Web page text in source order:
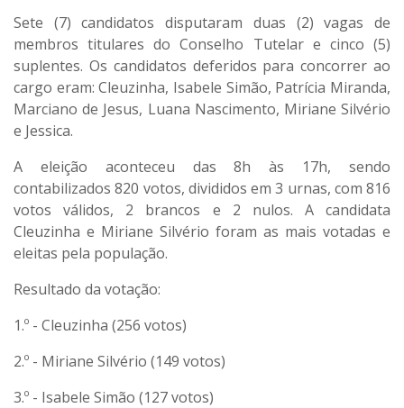
Sete (7) candidatos disputaram duas (2) vagas de
membros titulares do Conselho Tutelar e cinco (5)
suplentes. Os candidatos deferidos para concorrer ao
cargo eram: Cleuzinha, Isabele Simão, Patrícia Miranda,
Marciano de Jesus, Luana Nascimento, Miriane Silvério
e Jessica.
A eleição aconteceu das 8h às 17h, sendo
contabilizados 820 votos, divididos em 3 urnas, com 816
votos válidos, 2 brancos e 2 nulos. A candidata
Cleuzinha e Miriane Silvério foram as mais votadas e
eleitas pela população.
Resultado da votação:
1.º - Cleuzinha (256 votos)
2.º - Miriane Silvério (149 votos)
3.º - Isabele Simão (127 votos)